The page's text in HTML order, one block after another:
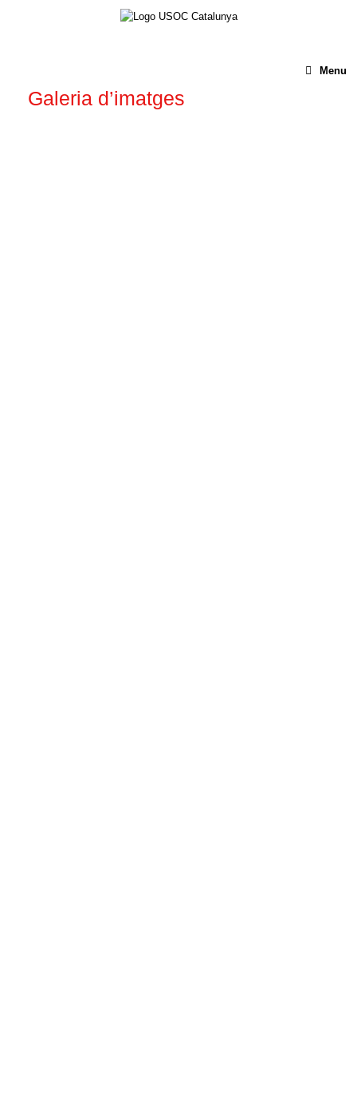
Menu
Galeria d’imatges